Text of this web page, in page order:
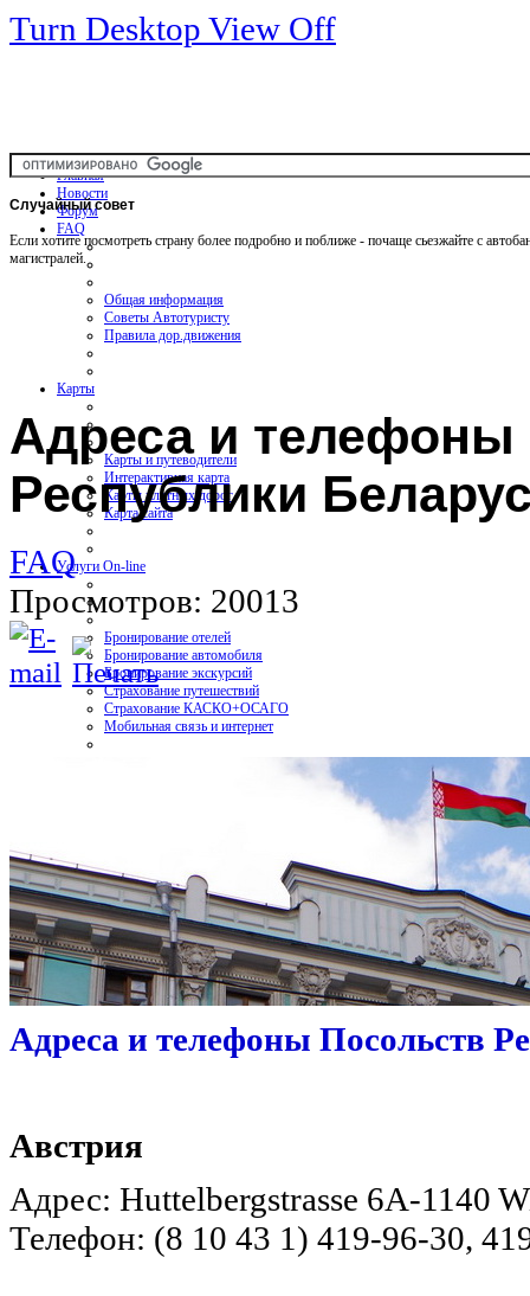
Turn Desktop View Off
Главная
Новости
Форум
FAQ
Общая информация
Советы Автотуристу
Правила дор.движения
Карты
Карты и путеводители
Интерактивная карта
Карты платных дорог
Карта сайта
Услуги On-line
Бронирование отелей
Бронирование автомобиля
Бронирование экскурсий
Страхование путешествий
Страхование КАСКО+ОСАГО
Мобильная связь и интернет
Случайныйсовет
Если хотите посмотреть страну более подробно и поближе - почаще сьезжайте с
магистралей.
Адреса и телефоны
Республики
FAQ
Просмотров: 20013
Адреса и телефоны Посольств
Австрия
Адрес: Huttelbergstrasse 6A-1140
Телефон: (8 10 43 1) 419-96-30,